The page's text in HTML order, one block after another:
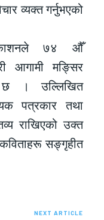
व्यक्त गर्नुभएको
७४ औँ
आगामी मङ्सिर
छ । उल्लिखित
पत्रकार तथा
राखिएको उक्त
सङ्गृहीत
NEXT ARTICLE